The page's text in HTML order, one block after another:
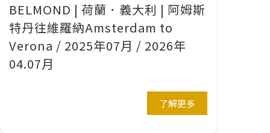
BELMOND | 荷蘭．義大利 | 阿姆斯
特丹往維羅納Amsterdam to
Verona / 2025年07月 / 2026年
04.07月
了解更多